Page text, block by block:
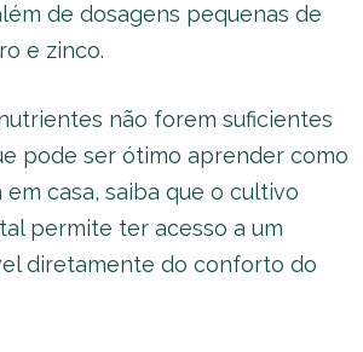
de dosagens pequenas de
e zinco.
não forem suficientes
pode ser ótimo aprender como
casa, saiba que o cultivo
permite ter acesso a um
diretamente do conforto do